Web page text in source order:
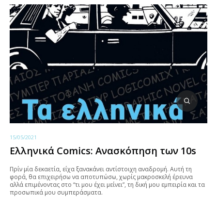
15/05/2021
Ελληνικά Comics: Ανασκόπηση των 10s
Πρίν μία δεκαετία, είχα ξανακάνει αντίστοιχη αναδρομή. Αυτή τη
φορά, θα επιχειρήσω να αποτυπώσω, χωρίς μακροσκελή έρευνα
αλλά επιμένοντας στο “τι μου έχει μείνει”, τη δική μου εμπειρία και τα
προσωπικά μου συμπεράσματα.